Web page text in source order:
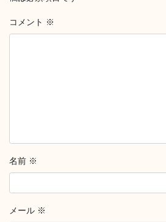
コメント ※
名前 ※
メール ※